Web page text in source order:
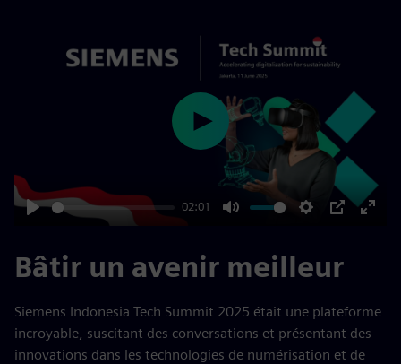
02:01
Play
Bâtir un avenir meilleur
Siemens Indonesia Tech Summit 2025 était une plateforme
incroyable, suscitant des conversations et présentant des
innovations dans les technologies de numérisation et de